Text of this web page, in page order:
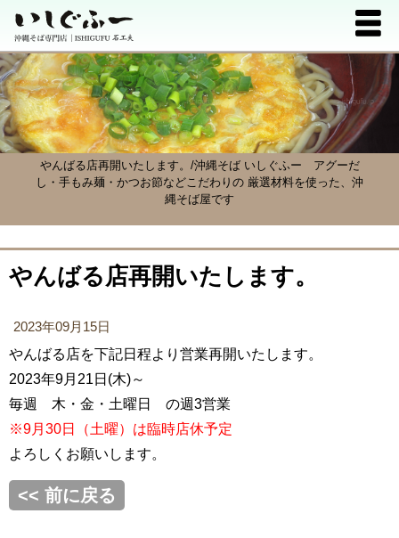
やんばる店再開いたします。/沖縄そば いしぐふー
アグーだ
し・手もみ麺・かつお節などこだわりの 厳選材料を使った、沖
縄そば屋です
やんばる店再開いたします。
2023年09月15日
やんばる店を下記日程より営業再開いたします。
2023年9月21日(木)～
毎週 木・金・土曜日 の週3営業
※9月30日（土曜）は臨時店休予定
よろしくお願いします。
<< 前に戻る